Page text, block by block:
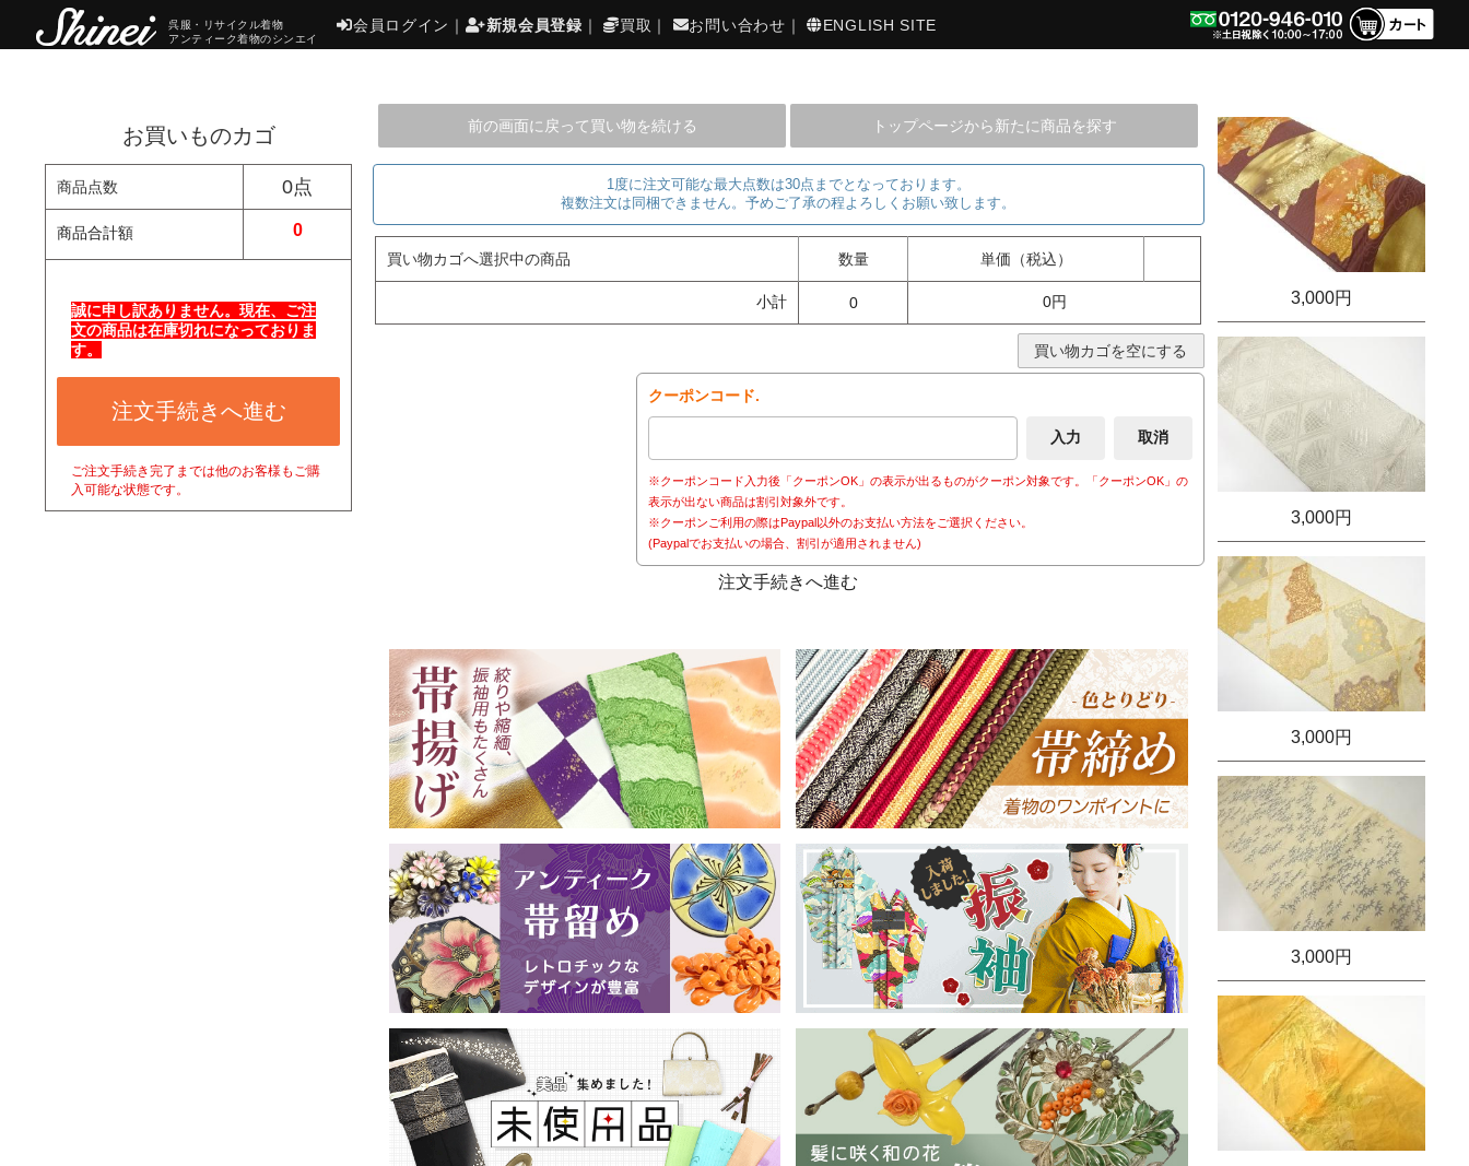
呉服・リサイクル着物
アンティーク着物のシンエイ
会員ログイン ｜ 新規会員登録 ｜ 買取 ｜ お問い合わせ ｜ ENGLISH SITE
お買いものカゴ
商品点数 0点
商品合計額 0
誠に申し訳ありません。現在、ご注
文の商品は在庫切れになっておりま
す。
注文手続きへ進む
ご注文手続き完了までは他のお客様もご購
入可能な状態です。
前の画面に戻って買い物を続ける トップページから新たに商品を探す
1度に注文可能な最大点数は30点までとなっております。
複数注文は同梱できません。予めご了承の程よろしくお願い致します。
買い物カゴへ選択中の商品 数量 単価（税込）
小計 0 0円
買い物カゴを空にする
クーポンコード.
※クーポンコード入力後「クーポンOK」の表示が出るものがクーポン対象です。「クーポンOK」の
表示が出ない商品は割引対象外です。
※クーポンご利用の際はPaypal以外のお支払い方法をご選択ください。
(Paypalでお支払いの場合、割引が適用されません)
注文手続きへ進む
3,000円
3,000円
3,000円
3,000円